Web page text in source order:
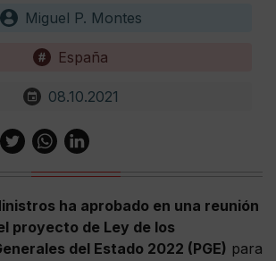
Miguel P. Montes
España
08.10.2021
ha aprobado en una reunión
proyecto de Ley de los
del Estado 2022 (PGE) para